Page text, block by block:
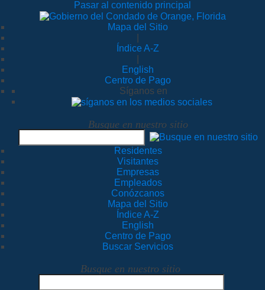
Pasar al contenido principal
Mapa del Sitio
Índice A-Z
English
Centro de Pago
Síganos en
Busque en nuestro sitio
Residentes
Visitantes
Empresas
Empleados
Conózcanos
Mapa del Sitio
Índice A-Z
English
Centro de Pago
Buscar Servicios
Busque en nuestro sitio